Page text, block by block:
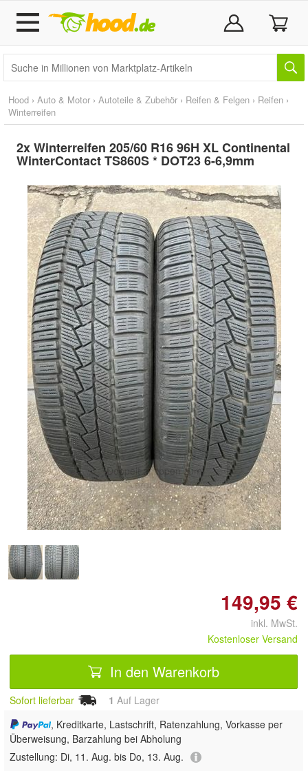
Hood › Auto & Motor › Autoteile & Zubehör › Reifen & Felgen › Reifen ›
Winterreifen
2x Winterreifen 205/60 R16 96H XL Continental
WinterContact TS860S * DOT23 6-6,9mm
Doppelt antippen zum
vergrößern
149,95 €
inkl. MwSt.
Kostenloser Versand
In den Warenkorb
Sofort lieferbar 1 Auf Lager
, Kreditkarte, Lastschrift, Ratenzahlung, Vorkasse per
Überweisung, Barzahlung bei Abholung
Zustellung: Di, 11. Aug. bis Do, 13. Aug.